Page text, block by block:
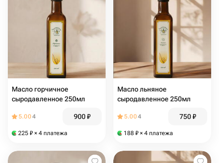
Масло горчичное
сыродавленное 250мл
5.004 900₽
225 ₽ × 4 платежа
Масло льняное
сыродавленное 250мл
5.004 750₽
188 ₽ × 4 платежа